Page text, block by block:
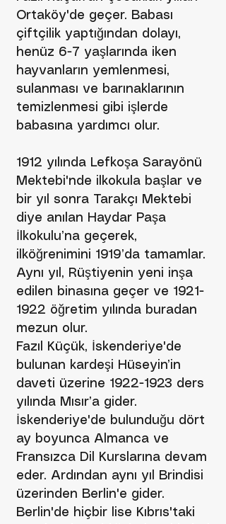
Ortaköy'de geçer. Babası
çiftçilik yaptığından dolayı,
henüz 6-7 yaşlarında iken
hayvanların yemlenmesi,
sulanması ve barınaklarının
temizlenmesi gibi işlerde
babasına yardımcı olur.
1912 yılında Lefkoşa Sarayönü
Mektebi'nde ilkokula başlar ve
bir yıl sonra Tarakçı Mektebi
diye anılan Haydar Paşa
İlkokulu’na geçerek,
ilköğrenimini 1919’da tamamlar.
Aynı yıl, Rüştiyenin yeni inşa
edilen binasına geçer ve 1921-
1922 öğretim yılında buradan
mezun olur.
Fazıl Küçük, İskenderiye'de
bulunan kardeşi Hüseyin’in
daveti üzerine 1922-1923 ders
yılında Mısır’a gider.
İskenderiye'de bulunduğu dört
ay boyunca Almanca ve
Fransızca Dil Kurslarına devam
eder. Ardından aynı yıl Brindisi
üzerinden Berlin'e gider.
Berlin'de hiçbir lise Kıbrıs'taki